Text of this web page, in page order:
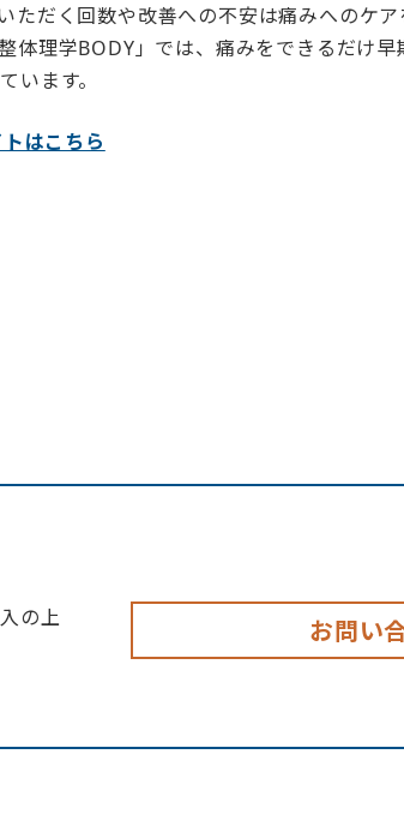
ただく回数や改善への不安は痛みへのケア
体理学BODY」では、痛みをできるだけ
います。
はこちら
の上
お問い